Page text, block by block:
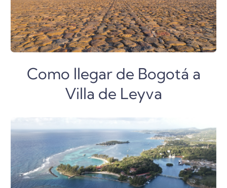
Como llegar de Bogotá a
Villa de Leyva